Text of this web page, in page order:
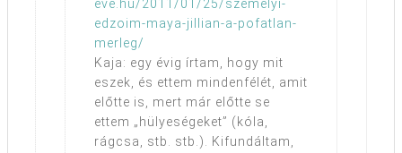
eve.hu/2011/01/25/szemelyi-
edzoim-maya-jillian-a-pofatlan-
merleg/
Kaja: egy évig írtam, hogy mit
eszek, és ettem mindenfélét, amit
előtte is, mert már előtte se
ettem „hülyeségeket” (kóla,
rágcsa, stb. stb.). Kifundáltam,